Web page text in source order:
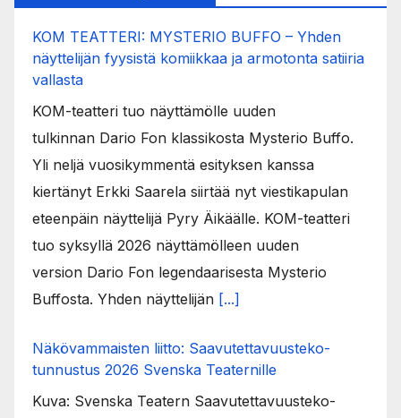
KOM TEATTERI: MYSTERIO BUFFO – Yhden
näyttelijän fyysistä komiikkaa ja armotonta satiiria
vallasta
KOM-teatteri tuo näyttämölle uuden
tulkinnan Dario Fon klassikosta Mysterio Buffo.
Yli neljä vuosikymmentä esityksen kanssa
kiertänyt Erkki Saarela siirtää nyt viestikapulan
eteenpäin näyttelijä Pyry Äikäälle. KOM-teatteri
tuo syksyllä 2026 näyttämölleen uuden
version Dario Fon legendaarisesta Mysterio
Buffosta. Yhden näyttelijän [...]
Näkövammaisten liitto: Saavutettavuusteko-
tunnustus 2026 Svenska Teaternille
Kuva: Svenska Teatern Saavutettavuusteko-